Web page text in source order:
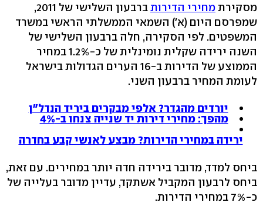
מסקירתמחירי הדירות
ברבעון השלישי של 2011,
שמפרסם היום (א') השמאי הממשלתי הראשי במשרד
המשפטים. לפי הסקירה, חלה ברבעון השלישי של
השנה ירידה שקלית נומינלית של כ-1.2% במחיר
הממוצע של הדירות ב-16 הערים הגדולות בישראל
לעומת המחיר ברבעון השני.
יורדים מהגדר? אלפי מבקרים ביריד הנדל"ן
מהפך: מחירי דירות יד שנייה צנחו ב-4%‬
ירידה במחירי הדירות? מבצע לאנשי קבע בחדרה
ביחס למדד, מדובר בירידה חדה יותר במחירים. עם זאת,
ביחס לרבעון המקביל אשתקד, עדיין מדובר בעלייה של
כ-7% במחירי הדירות.